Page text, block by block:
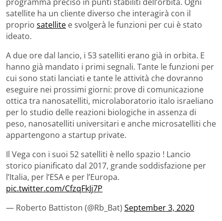
satellite ha un cliente diverso che interagirà con il
proprio satellite e svolgerà le funzioni per cui è stato
ideato.
A due ore dal lancio, i 53 satelliti erano già in orbita. E
hanno già mandato i primi segnali. Tante le funzioni per
cui sono stati lanciati e tante le attività che dovranno
eseguire nei prossimi giorni: prove di comunicazione
ottica tra nanosatelliti, microlaboratorio italo israeliano
per lo studio delle reazioni biologiche in assenza di
peso, nanosatelliti universitari e anche microsatelliti che
appartengono a startup private.
Il Vega con i suoi 52 satelliti è nello spazio ! Lancio
storico pianificato dal 2017, grande soddisfazione per
l’Italia, per l’ESA e per l’Europa.
pic.twitter.com/CfzqFkJj7P
— Roberto Battiston (@Rb_Bat) September 3, 2020